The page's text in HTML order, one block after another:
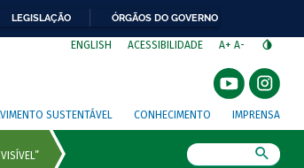
LEGISLAÇÃO ÓRGÃOS DO GOVERNO
ENGLISH ACESSIBILIDADE A+ A-
SUSTENTÁVEL CONHECIMENTO IMPRENSA